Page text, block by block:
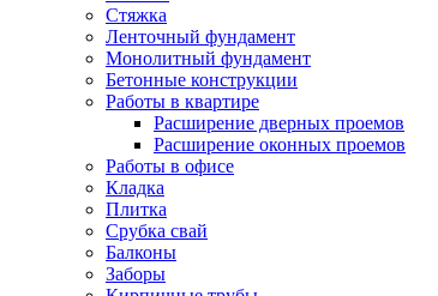
Стяжка
Ленточный фундамент
Монолитный фундамент
Бетонные конструкции
Работы в квартире
Расширение дверных проемов
Расширение оконных проемов
Работы в офисе
Кладка
Плитка
Срубка свай
Балконы
Заборы